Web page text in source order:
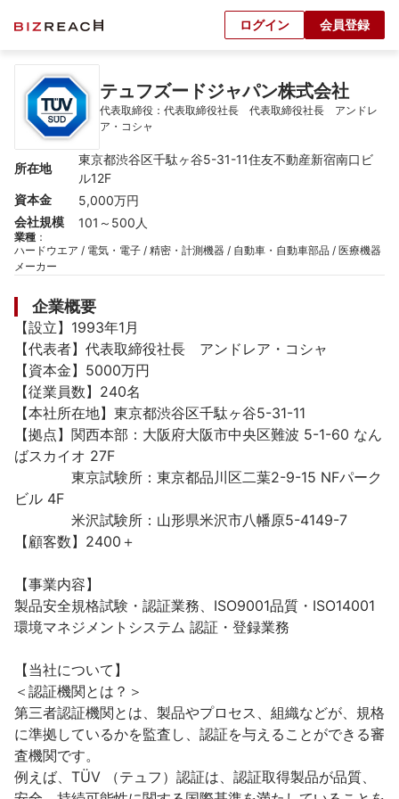
ログイン 会員登録
テュフズードジャパン株式会社
代表取締役：代表取締役社長　代表取締役社長　アンドレ
ア・コシャ
所在地
東京都渋谷区千駄ヶ谷5-31-11住友不動産新宿南口ビ
ル12F
資本金
5,000万円
会社規模
101～500人
業種 ：
ハードウエア / 電気・電子 / 精密・計測機器 / 自動車・自動車部品 / 医療機器
メーカー
企業概要
【設立】1993年1月
【代表者】代表取締役社長　アンドレア・コシャ
【資本金】5000万円
【従業員数】240名
【本社所在地】東京都渋谷区千駄ヶ谷5-31-11
【拠点】関西本部：大阪府大阪市中央区難波 5-1-60 なん
ばスカイオ 27F
東京試験所：東京都品川区二葉2-9-15 NFパーク
ビル 4F
米沢試験所：山形県米沢市八幡原5-4149-7
【顧客数】2400＋
【事業内容】
製品安全規格試験・認証業務、ISO9001品質・ISO14001
環境マネジメントシステム 認証・登録業務
【当社について】
＜認証機関とは？＞
第三者認証機関とは、製品やプロセス、組織などが、規格
に準拠しているかを監査し、認証を与えることができる審
査機関です。
例えば、TÜV （テュフ）認証は、認証取得製品が品質、